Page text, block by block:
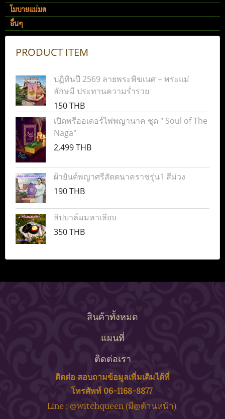
โมบายแม่มด
อื่นๆ
PRODUCT ITEM
ปฏิทินปี 2569 ลายพระพิฆเนศ + พระแม่
ลักษมี ประทานความร่ำรวย
150 THB
เปิดพรีออเดอร์ไพ่พญานาค ชุด " Soul of The
Naga"
2,499 THB
ผ้ายันต์พญาศรีสัตตนาคราชรุ่น1 สีม่วง
190 THB
ลิปบาล์มมหาเลียบ
350 THB
สินค้าทั้งหมด
แผนที่
ติดต่อเรา
ติดต่อ สอบถามข้อมูลเพิ่มเติมได้ที่
โทรศัพท์ 06-1168-8877
Line : @witchqueen (มี@ด้านหน้า)